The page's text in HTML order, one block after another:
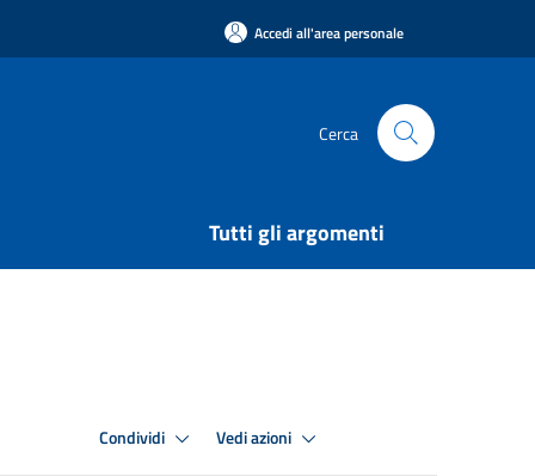
Accedi all'area personale
Cerca
Tutti gli argomenti
Condividi Vedi azioni